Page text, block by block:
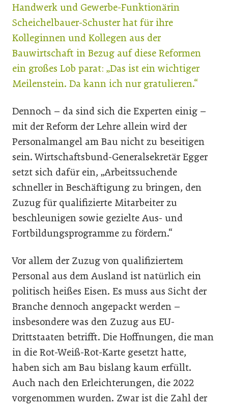
Handwerk und Gewerbe-Funktionärin
Scheichelbauer-Schuster hat für ihre
Kolleginnen und Kollegen aus der
Bauwirtschaft in Bezug auf diese Reformen
ein großes Lob parat: „Das ist ein wichtiger
Meilenstein. Da kann ich nur gratulieren.“
Dennoch – da sind sich die Experten einig –
mit der Reform der Lehre allein wird der
Personalmangel am Bau nicht zu beseitigen
sein. Wirtschaftsbund-Generalsekretär Egger
setzt sich dafür ein, „Arbeitssuchende
schneller in Beschäftigung zu bringen, den
Zuzug für qualifizierte Mitarbeiter zu
beschleunigen sowie gezielte Aus- und
Fortbildungsprogramme zu fördern.“
Vor allem der Zuzug von qualifiziertem
Personal aus dem Ausland ist natürlich ein
politisch heißes Eisen. Es muss aus Sicht der
Branche dennoch angepackt werden –
insbesondere was den Zuzug aus EU-
Drittstaaten betrifft. Die Hoffnungen, die man
in die Rot-Weiß-Rot-Karte gesetzt hatte,
haben sich am Bau bislang kaum erfüllt.
Auch nach den Erleichterungen, die 2022
vorgenommen wurden. Zwar ist die Zahl der